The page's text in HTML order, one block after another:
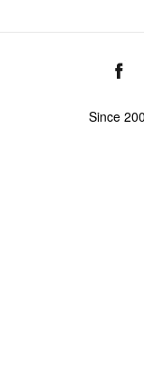
Since